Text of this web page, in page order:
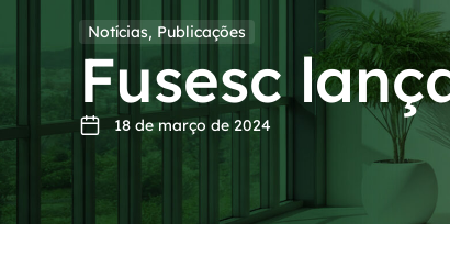
Notícias, Publicações
Fusesc
18 de março de 2024